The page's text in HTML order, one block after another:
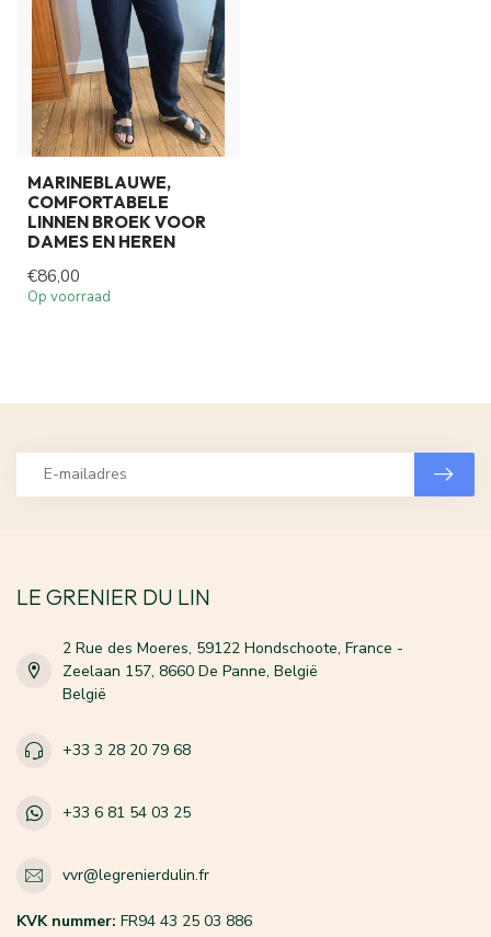
MARINEBLAUWE,
COMFORTABELE
LINNEN BROEK VOOR
DAMES EN HEREN
€86,00
Op voorraad
LE GRENIER DU LIN
2 Rue des Moeres, 59122 Hondschoote, France -
Zeelaan 157, 8660 De Panne, België
België
+33 3 28 20 79 68
+33 6 81 54 03 25
vvr@legrenierdulin.fr
KVK nummer: FR94 43 25 03 886